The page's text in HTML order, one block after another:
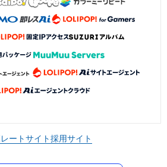
ートサイト採用サイト